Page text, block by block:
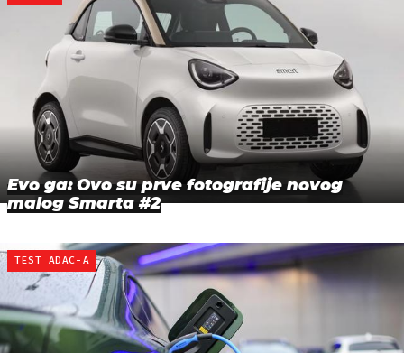
Evo ga: Ovo su prve fotografije novog
malog Smarta #2
TEST ADAC-A